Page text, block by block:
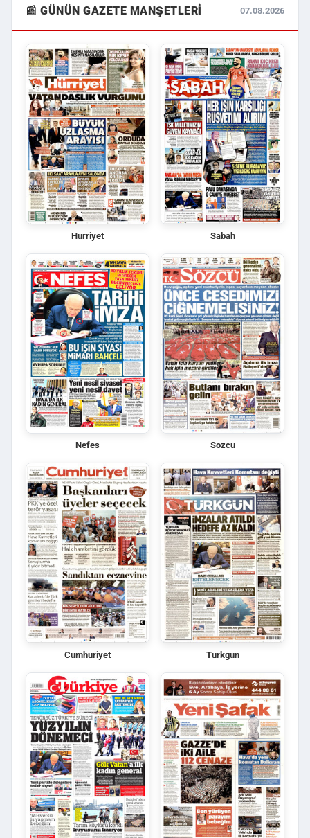
📰 GÜNÜN GAZETE MANŞETLERI 07.08.2026
Hurriyet Sabah
Nefes Sozcu
Cumhuriyet Turkgun